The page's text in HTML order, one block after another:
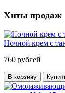
Хиты продаж
Ночной крем с
760 рублей
В корзину